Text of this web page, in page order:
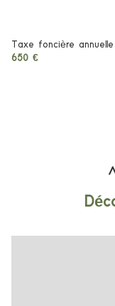
Taxe foncière annuelle
650 €